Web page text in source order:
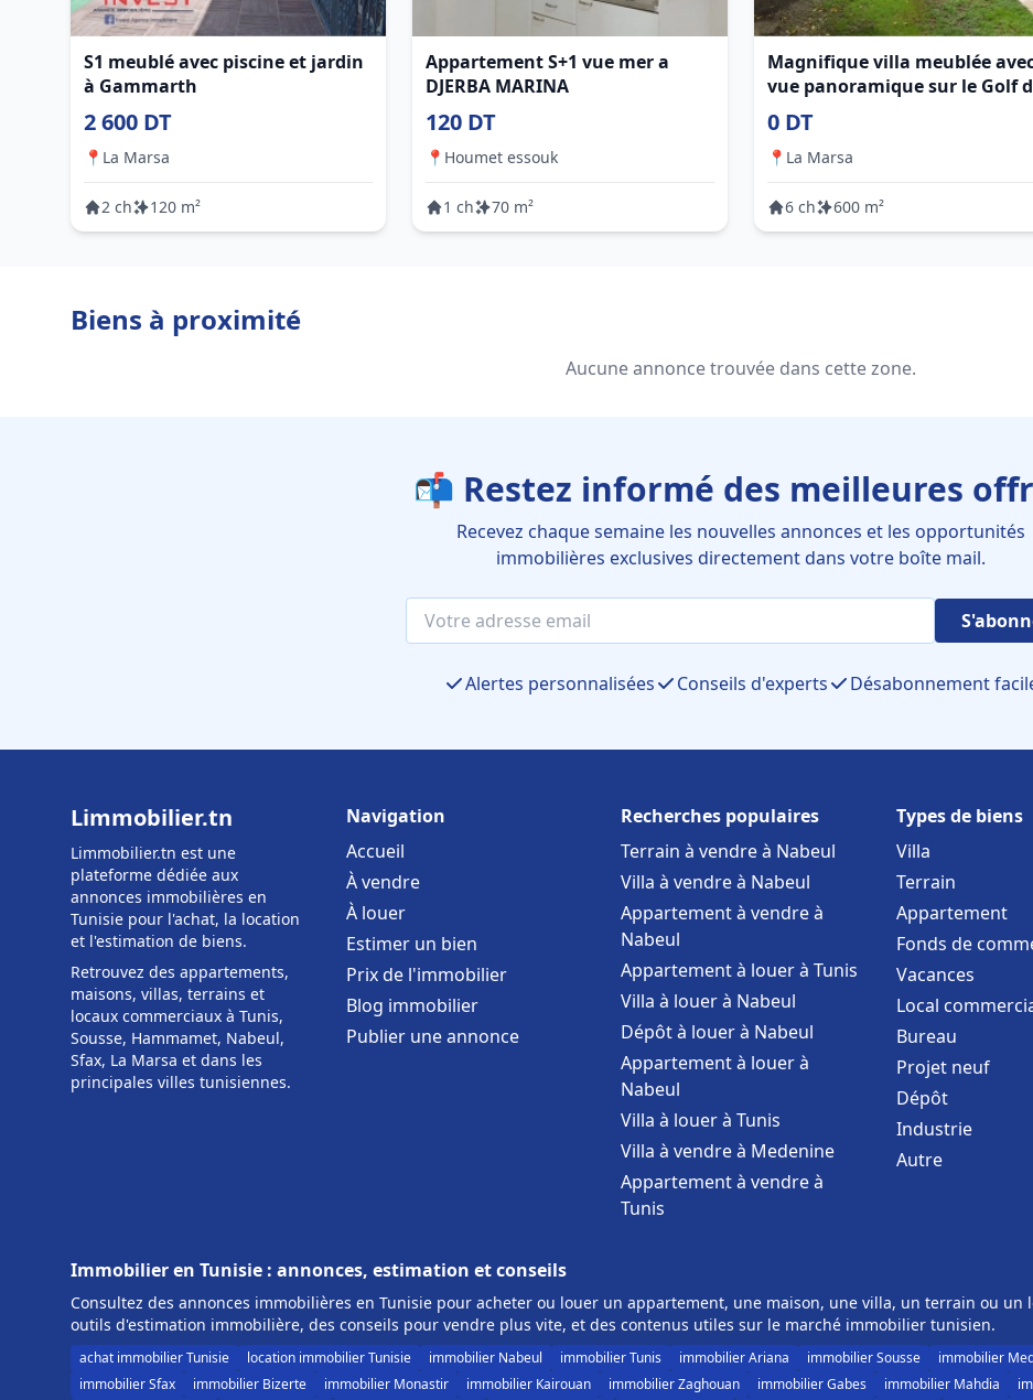
S1 meublé avec piscine et jardin
à Gammarth
2 600 DT
📍 La Marsa
2 ch 120 m²
Appartement S+1 vue mer a
DJERBA MARINA
120 DT
📍 Houmet essouk
1 ch 70 m²
Magnifique villa meublée
vue panoramique sur le Golf
Gammarth
0 DT
📍 La Marsa
6 ch 600 m²
Biens à proximité
Aucune annonce trouvée dans cette zone.
📬 Restez informé des meilleures
Recevez chaque semaine les nouvelles annonces et les opportunités
immobilières exclusives directement dans votre boîte mail.
Alertes personnalisées Conseils d'experts Désabonnement
Limmobilier.tn
Limmobilier.tn est une
plateforme dédiée aux
annonces immobilières en
Tunisie pour l'achat, la location
et l'estimation de biens.
Retrouvez des appartements,
maisons, villas, terrains et
locaux commerciaux à Tunis,
Sousse, Hammamet, Nabeul,
Sfax, La Marsa et dans les
principales villes tunisiennes.
Navigation
Accueil
À vendre
À louer
Estimer un bien
Prix de l'immobilier
Blog immobilier
Publier une annonce
Recherches populaires
Terrain à vendre à Nabeul
Villa à vendre à Nabeul
Appartement à vendre à
Nabeul
Appartement à louer à Tunis
Villa à louer à Nabeul
Dépôt à louer à Nabeul
Appartement à louer à
Nabeul
Villa à louer à Tunis
Villa à vendre à Medenine
Appartement à vendre à
Tunis
Types de biens
Villa
Terrain
Appartement
Fonds de
Vacances
Local
Bureau
Projet neuf
Dépôt
Industrie
Autre
Immobilier en Tunisie : annonces, estimation et conseils
Consultez des annonces immobilières en Tunisie pour acheter ou louer un appartement, une maison, une villa, un terrain ou un
outils d'estimation immobilière, des conseils pour vendre plus vite, et des contenus utiles sur le marché immobilier tunisien.
achat immobilier Tunisie location immobilier Tunisie immobilier Nabeul immobilier Tunis immobilier Ariana immobilier Sousse immobilier
immobilier Sfax
immobilier Bizerte immobilier Monastir immobilier Kairouan immobilier Zaghouan immobilier Gabes immobilier Mahdia